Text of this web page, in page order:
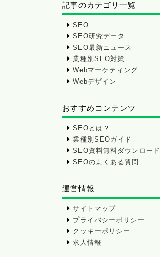
記事のカテゴリ一覧
SEO
SEO研究データ
SEO最新ニュース
業種別SEO対策
Webマーケティング
Webデザイン
おすすめコンテンツ
SEOとは？
業種別SEOガイド
SEO資料無料ダウンロード
SEOのよくある質問
運営情報
サイトマップ
プライバシーポリシー
クッキーポリシー
求人情報